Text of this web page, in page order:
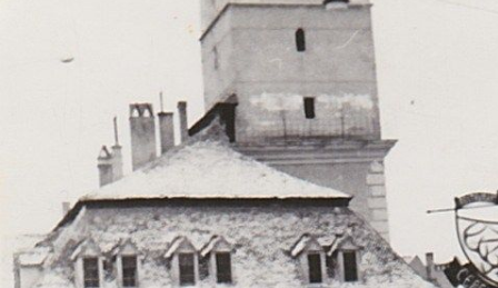
2. Finantatori